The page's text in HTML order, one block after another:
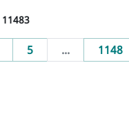
11483
5 ... 1148